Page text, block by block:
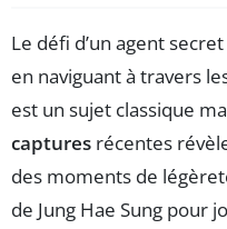
Le défi d’un agent
en naviguant à travers
est un sujet classique
captures récentes
des moments de
de Jung Hae Sung pour